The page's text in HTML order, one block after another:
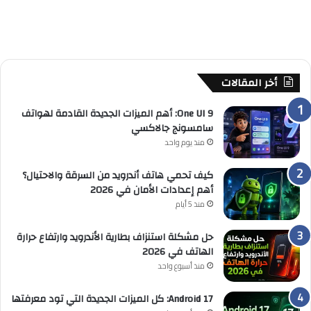
أخر المقالات
One UI 9: أهم الميزات الجديدة القادمة لهواتف
سامسونج جالاكسي
منذ يوم واحد
كيف تحمي هاتف أندرويد من السرقة والاحتيال؟
أهم إعدادات الأمان في 2026
منذ 5 أيام
حل مشكلة استنزاف بطارية الأندرويد وارتفاع حرارة
الهاتف في 2026
منذ أسبوع واحد
Android 17: كل الميزات الجديدة التي تود معرفتها